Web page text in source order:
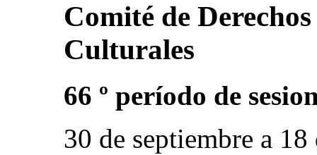
Comité de
Culturales
66 º período de
30 de septiembre a